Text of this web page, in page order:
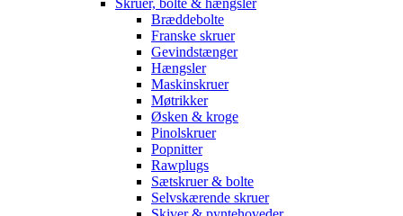
Bræddebolte
Franske skruer
Gevindstænger
Hængsler
Maskinskruer
Møtrikker
Øsken & kroge
Pinolskruer
Popnitter
Rawplugs
Sætskruer & bolte
Selvskærende skruer